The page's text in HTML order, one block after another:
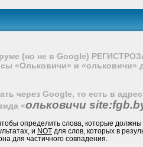
(но не в Google)
«Ольковичи» и «ольковичи»
через Google, то есть в
«ольковичи
определить слова, которые должны
и NOT для слов, которых в
для частичного совпадения.